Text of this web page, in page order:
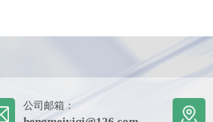
公司邮箱：